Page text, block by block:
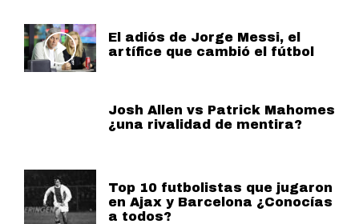
El adiós de Jorge Messi, el
artífice que cambió el fútbol
Josh Allen vs Patrick Mahomes
¿una rivalidad de mentira?
Top 10 futbolistas que jugaron
en Ajax y Barcelona ¿Conocías
a todos?